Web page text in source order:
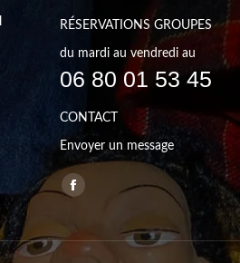
RÉSERVATIONS GROUPES
du mardi au vendredi au
06 80 01 53 45
CONTACT
Envoyer un message
Trouvez nous sur :
Facebook
opens